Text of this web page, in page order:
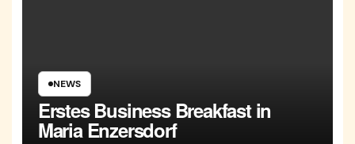
NEWS
Erstes Business Breakfast in
Maria Enzersdorf